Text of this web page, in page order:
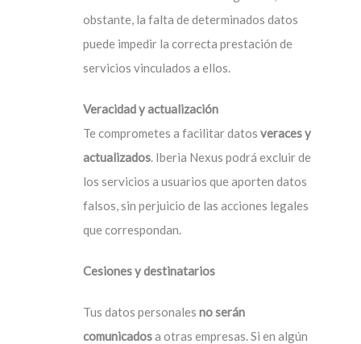
obstante, la falta de determinados datos
puede impedir la correcta prestación de
servicios vinculados a ellos.
Veracidad y actualización
Te comprometes a facilitar datosveraces y
actualizados. Iberia Nexus podrá excluir de
los servicios a usuarios que aporten datos
falsos, sin perjuicio de las acciones legales
que correspondan.
Cesiones y destinatarios
Tus datos personalesno serán
comunicadosa otras empresas. Si en algún